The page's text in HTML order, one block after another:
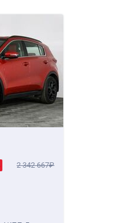
2 342 667